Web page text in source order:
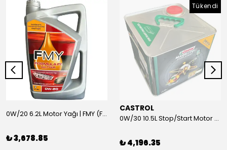
0W/20 6.2L Motor Yağı | FMY (Ford Motor Yağları)
₺ 3,678.85
Tükendi
CASTROL
0W/30 10.5L Stop/Start Motor Yağı | CASTROL
₺ 4,196.35